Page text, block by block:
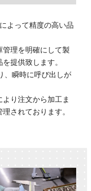
よって精度の高い品
管理を明確にして製
提供致します。
、瞬時に呼び出しが
り注文から加工ま
されております。